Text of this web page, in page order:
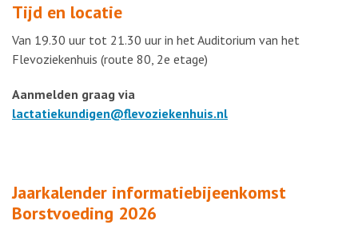
Tijd en locatie
Van 19.30 uur tot 21.30 uur in het Auditorium van het
Flevoziekenhuis (route 80, 2e etage)
Aanmelden graag via
lactatiekundigen@flevoziekenhuis.nl
Jaarkalender informatiebijeenkomst
Borstvoeding 2026